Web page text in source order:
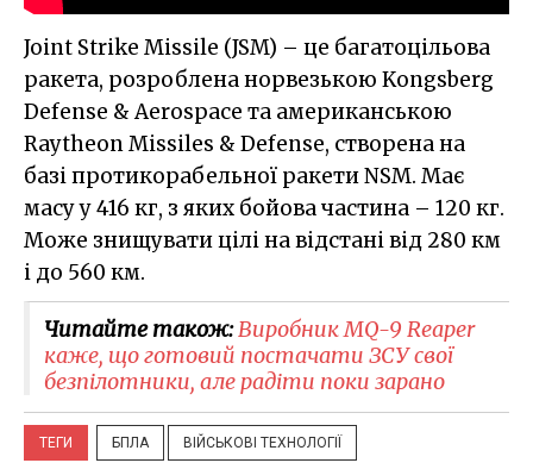
Joint Strike Missile (JSM) – це багатоцільова
ракета, розроблена норвезькою Kongsberg
Defense & Aerospace та американською
Raytheon Missiles & Defense, створена на
базі протикорабельної ракети NSM. Має
масу у 416 кг, з яких бойова частина – 120 кг.
Може знищувати цілі на відстані від 280 км
і до 560 км.
Читайте також:Виробник MQ-9 Reaper
каже, що готовий постачати ЗСУ свої
безпілотники, але радіти поки зарано
ТЕГИ БПЛА ВІЙСЬКОВІ ТЕХНОЛОГІЇ